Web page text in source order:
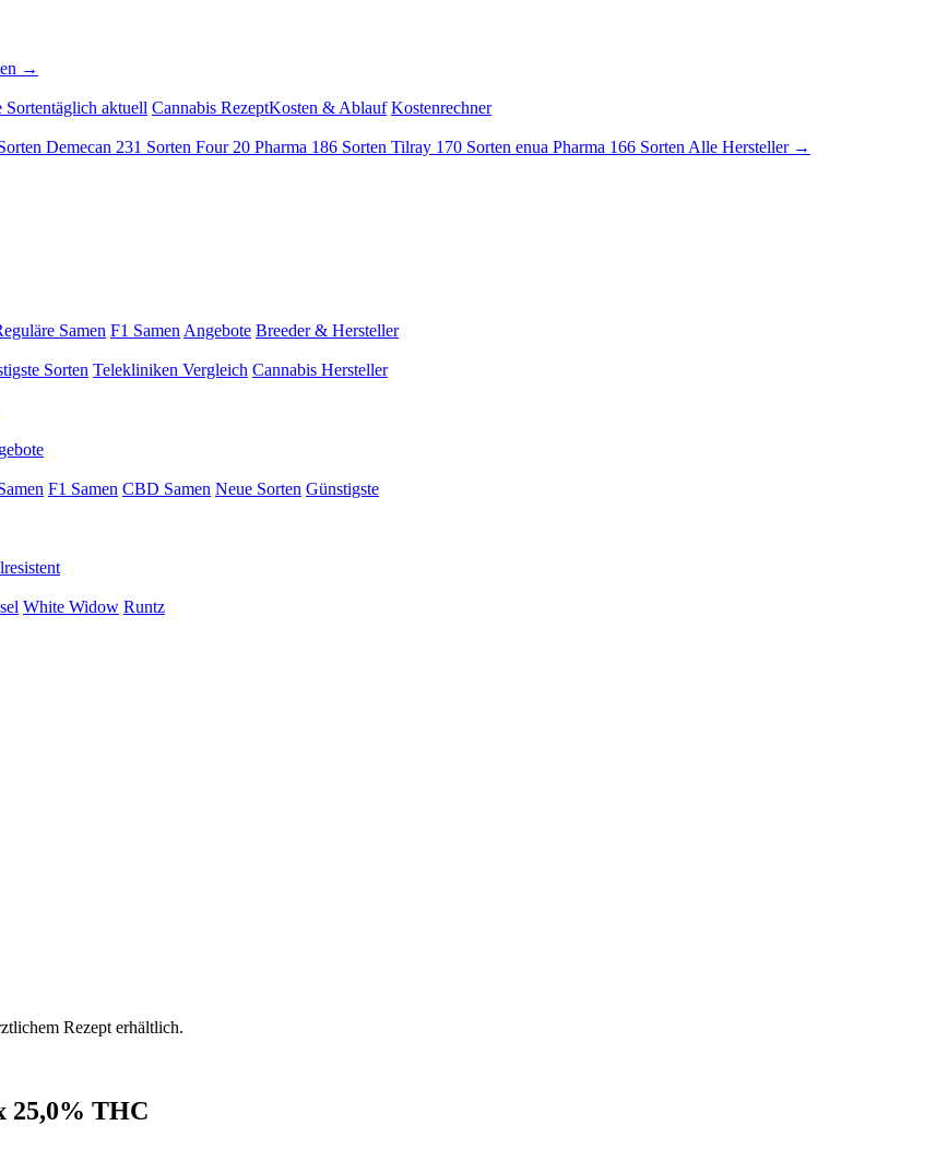
→
Sortentäglich aktuell Cannabis RezeptKosten & Ablauf Kostenrechner
Demecan 231 Sorten Four 20 Pharma 186 Sorten Tilray 170 Sorten enua Pharma 166 Sorten Alle Hersteller →
Samen F1 Samen Angebote Breeder & Hersteller
Sorten Telekliniken Vergleich Cannabis Hersteller
F1 Samen CBD Samen Neue Sorten Günstigste
White Widow Runtz
Rezept erhältlich.
25,0% THC